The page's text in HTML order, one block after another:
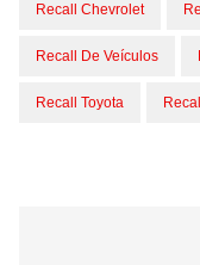
Recall Chevrolet
Recall De Veículos
Recall Toyota